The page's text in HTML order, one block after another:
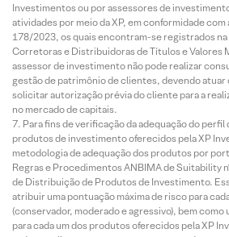
Investimentos ou por assessores de
atividades por meio da XP, em conformidade com
178/2023, os quais encontram-se registrados na
Corretoras e Distribuidoras de Títulos e Valores
assessor de investimento não pode realizar
gestão de patrimônio de clientes, devendo
solicitar autorização prévia do cliente para a
no mercado de capitais.
Para fins de verificação da adequação do
produtos de investimento oferecidos pela XP
metodologia de adequação dos produtos por
Regras e Procedimentos ANBIMA de Suitability
de Distribuição de Produtos de Investimento.
atribuir uma pontuação máxima de risco para
(conservador, moderado e agressivo), bem como
para cada um dos produtos oferecidos pela XP